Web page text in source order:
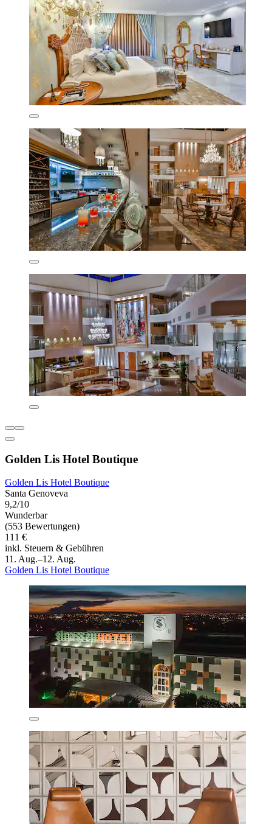
Golden Lis Hotel Boutique
Golden Lis Hotel Boutique
Santa Genoveva
9,2/10
Wunderbar
(553 Bewertungen)
111 €
inkl. Steuern & Gebühren
11. Aug.–12. Aug.
Golden Lis Hotel Boutique